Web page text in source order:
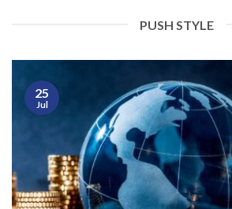
PUSH STYLE
25
Jul